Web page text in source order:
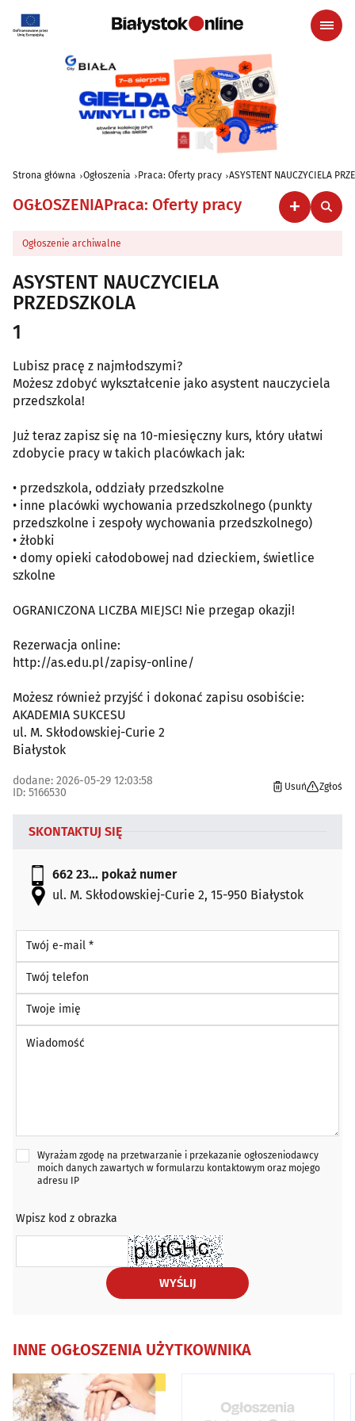
Strona główna Ogłoszenia Praca: Oferty pracy ASYSTENT NAUCZYCIELA
OGŁOSZENIAPraca: Oferty pracy
Ogłoszenie archiwalne
ASYSTENT NAUCZYCIELA
PRZEDSZKOLA
1
Lubisz pracę z najmłodszymi?
Możesz zdobyć wykształcenie jako asystent nauczyciela
przedszkola!
Już teraz zapisz się na 10-miesięczny kurs, który ułatwi
zdobycie pracy w takich placówkach jak:
• przedszkola, oddziały przedszkolne
• inne placówki wychowania przedszkolnego (punkty
przedszkolne i zespoły wychowania przedszkolnego)
• żłobki
• domy opieki całodobowej nad dzieckiem, świetlice
szkolne
OGRANICZONA LICZBA MIEJSC! Nie przegap okazji!
Rezerwacja online:
http://as.edu.pl/zapisy-online/
Możesz również przyjść i dokonać zapisu osobiście:
AKADEMIA SUKCESU
ul. M. Skłodowskiej-Curie 2
Białystok
dodane: 2026-05-29 12:03:58
ID: 5166530
Usuń Zgłoś
SKONTAKTUJ SIĘ
662 23... pokaż numer
ul. M. Skłodowskiej-Curie 2, 15-950 Białystok
Twój e-mail *
Twój telefon
Twoje imię
Wyrażam zgodę na przetwarzanie i przekazanie ogłoszeniodawcy
moich danych zawartych w formularzu kontaktowym oraz mojego
adresu IP
Wpisz kod z obrazka
WYŚLIJ
INNE OGŁOSZENIA UŻYTKOWNIKA